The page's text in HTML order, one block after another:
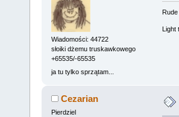
Wiadomości: 44722
słoiki dżemu truskawkowego
+65535/-65535
ja tu tylko sprzątam...
Cezarian
Pierdziel